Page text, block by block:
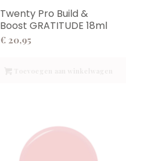
Twenty Pro Build &
Boost GRATITUDE 18ml
€ 20,95